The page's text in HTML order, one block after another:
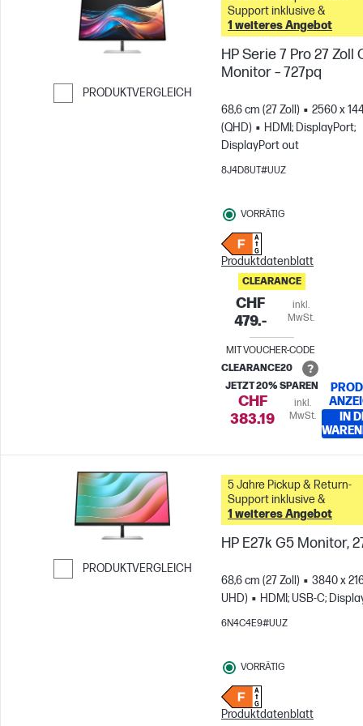
PRODUKTVERGLEICH
Weiter zum Vergleichen
Support inklusive &
1 weiteres Angebot
HP Serie 7 Pro 27 Zoll
Monitor – 727pq
68,6 cm (27 Zoll)
2560 x
(QHD)
HDMI; DisplayPort;
DisplayPort out
8J4D8UT#UUZ
VORRÄTIG
Produktdatenblatt
CLEARANCE
CHF
479.-
inkl.
MwSt.
MIT VOUCHER-CODE
CLEARANCE20
JETZT 20% SPAREN
CHF
383.19
inkl.
MwSt.
IN
PRODUKTVERGLEICH
Weiter zum Vergleichen
5 Jahre Pickup & Return-
Support inklusive &
1 weiteres Angebot
HP E27k G5 Monitor,
68,6 cm (27 Zoll)
3840 x
UHD)
HDMI; USB-C;
6N4C4E9#UUZ
VORRÄTIG
Produktdatenblatt